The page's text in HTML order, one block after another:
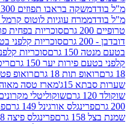
בראבו תפוזים 300 מ"ל בודד
עוגיות לוטוס קרמל 400 גרם
סוכריות בפחית פרות יער - 175 גרם
סוכריות קלפני בטעם פירות 150 גרם
סוכריות קלפני בטעם דובדבן
יער 150 גרם
ריטר חלב פיסטוק
תות 18 גרם
רואופ פטל 18 גרם
מארז טסה מאוהב מארז טסה
שוקוליטלי מקרונים תות שדה 90 גרם
אורגינל 149 גרם
פרינגלס ברביקיו
פרינגלס פיצה 158 גרם